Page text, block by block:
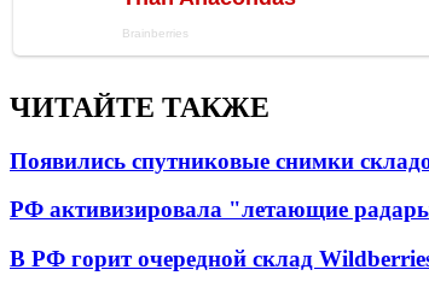
ЧИТАЙТЕ ТАКЖЕ
Появились спутниковые снимки
РФ активизировала "летающие
В РФ горит очередной склад